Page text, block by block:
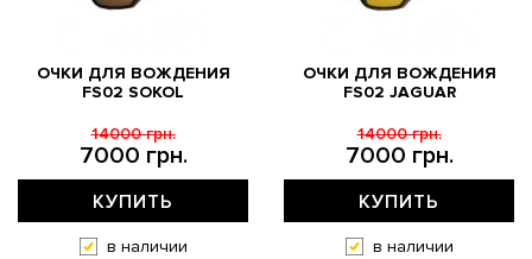
ОЧКИ ДЛЯ ВОЖДЕНИЯ
FS02 SOKOL
7000 грн.
14000 грн.
КУПИТЬ
в наличии
ОЧКИ ДЛЯ ВОЖДЕНИЯ
FS02 JAGUAR
7000 грн.
14000 грн.
КУПИТЬ
в наличии